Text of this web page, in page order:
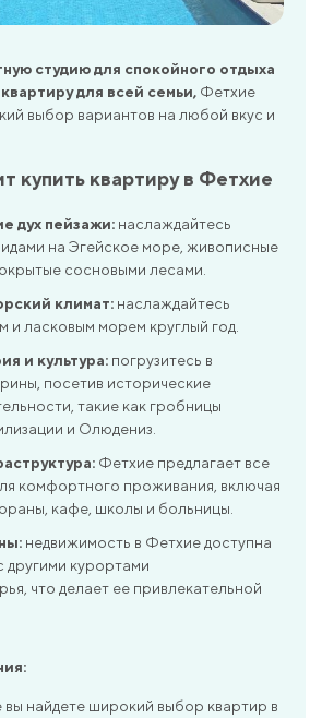
студию для спокойного отдыха
для всей семьи, Фетхие
выбор вариантов на любой вкус и
купить квартиру в Фетхие
дух пейзажи: наслаждайтесь
на Эгейское море, живописные
сосновыми лесами.
климат: наслаждайтесь
и ласковым морем круглый год.
и культура: погрузитесь в
посетив исторические
такие как гробницы
и Олюдениз.
Фетхие предлагает все
комфортного проживания, включая
кафе, школы и больницы.
недвижимость в Фетхие доступна
другими курортами
что делает ее привлекательной
вы найдете широкий выбор квартир в